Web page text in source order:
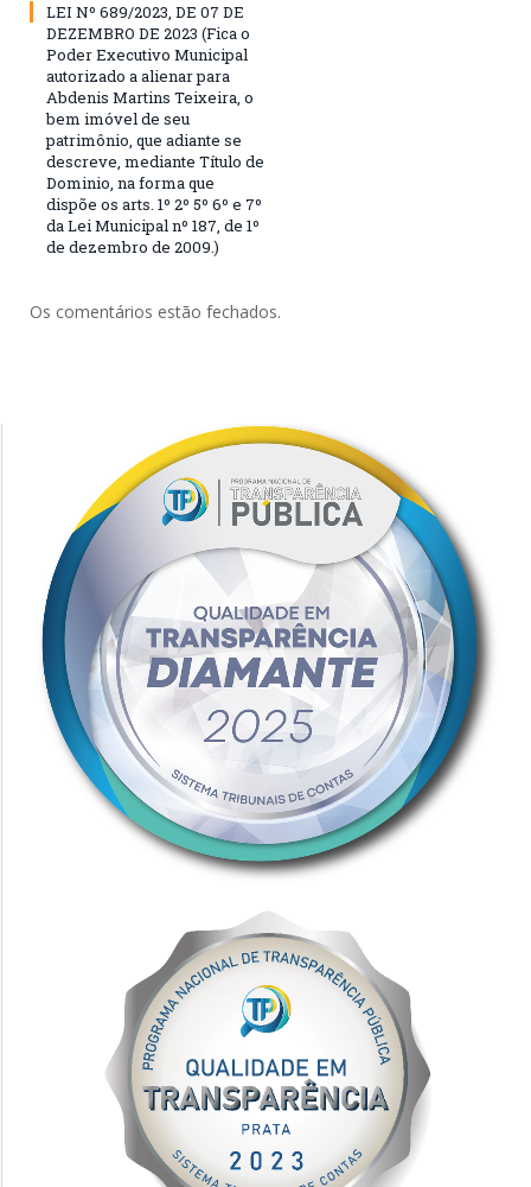
LEI Nº 689/2023, DE 07 DE
DEZEMBRO DE 2023 (Fica o
Poder Executivo Municipal
autorizado a alienar para
Abdenis Martins Teixeira, o
bem imóvel de seu
patrimônio, que adiante se
descreve, mediante Título de
Dominio, na forma que
dispõe os arts. 1º 2º 5º 6º e 7º
da Lei Municipal nº 187, de 1º
de dezembro de 2009.)
Os comentários estão fechados.